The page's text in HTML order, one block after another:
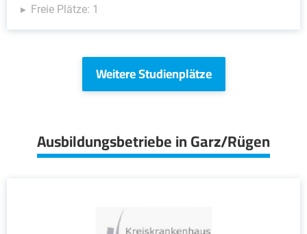
Freie Plätze: 1
Weitere Studienplätze
Ausbildungsbetriebe in Garz/Rügen